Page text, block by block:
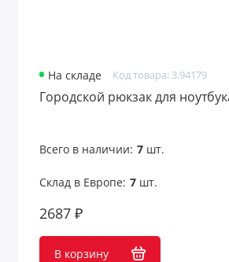
Спортивные сумки
Сумки для пикника
На складе Код товара: 3.94179
Городской рюкзак для
Всего в наличии: 7шт.
Склад в Европе: 7шт.
2687 ₽
В корзину